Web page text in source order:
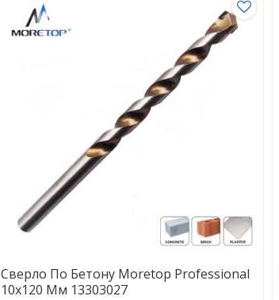
Сверло По Бетону Moretop Professional
10x120 Мм 13303027